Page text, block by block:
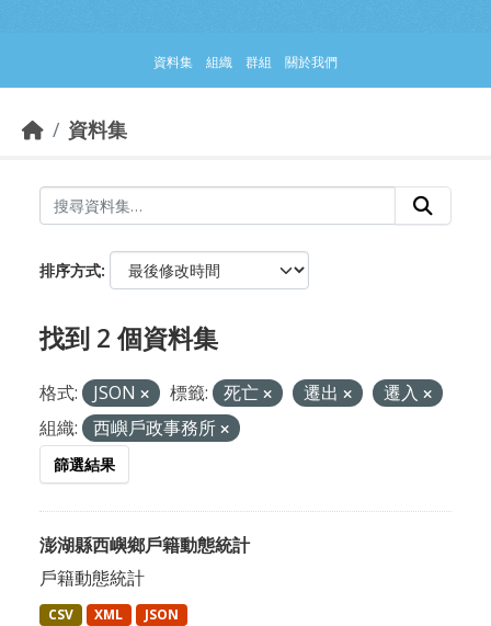
資料集 組織 群組 關於我們
資料集
排序方式
找到 2 個資料集
格式: JSON 標籤: 死亡 遷出
遷入
組織:
西嶼戶政事務所
篩選結果
澎湖縣西嶼鄉戶籍動態統計
戶籍動態統計
CSV XML JSON